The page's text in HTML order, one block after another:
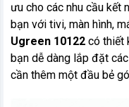
ưu cho các nhu cầu kết
bạn với tivi, màn hình,
Ugreen 10122 có thiết
bạn dễ dàng lắp đặt
cần thêm một đầu bẻ